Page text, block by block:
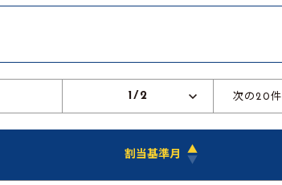
1/2 次の20件
▲
割当基準月 ▼